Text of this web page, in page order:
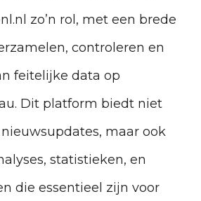
zo’n rol, met een brede
controleren en
feitelijke data op
Dit platform biedt niet
maar ook
statistieken, en
die essentieel zijn voor